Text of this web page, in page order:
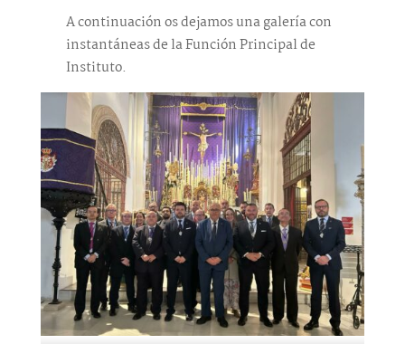
A continuación os dejamos una galería con
instantáneas de la Función Principal de
Instituto.